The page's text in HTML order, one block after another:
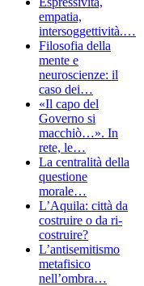
empatia,
intersoggettività.…
Filosofia della
mente e
neuroscienze: il
caso dei…
«Il capo del
Governo si
macchiò…». In
rete, le…
La centralità della
questione
morale…
L’Aquila: città da
costruire o da ri-
costruire?
L’antisemitismo
metafisico
nell’ombra…